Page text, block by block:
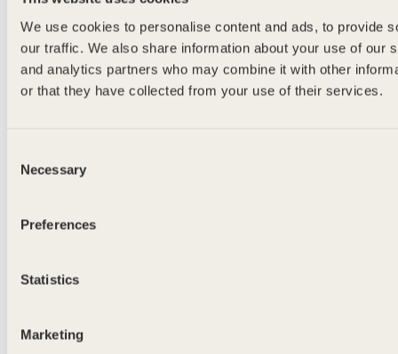
We use cookies to personalise content and ads, to provide
our traffic. We also share information about your use of our
and analytics partners who may combine it with other
or that they have collected from your use of their services.
Selection
Necessary
Preferences
Statistics
Marketing
BORDEAUX 298